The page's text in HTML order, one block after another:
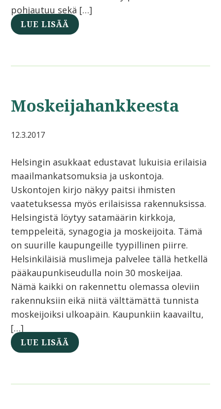
pohjautuu sekä […]
LUE LISÄÄ
Moskeijahankkeesta
12.3.2017
Helsingin asukkaat edustavat lukuisia erilaisia
maailmankatsomuksia ja uskontoja.
Uskontojen kirjo näkyy paitsi ihmisten
vaatetuksessa myös erilaisissa rakennuksissa.
Helsingistä löytyy satamäärin kirkkoja,
temppeleitä, synagogia ja moskeijoita. Tämä
on suurille kaupungeille tyypillinen piirre.
Helsinkiläisiä muslimeja palvelee tällä hetkellä
pääkaupunkiseudulla noin 30 moskeijaa.
Nämä kaikki on rakennettu olemassa oleviin
rakennuksiin eikä niitä välttämättä tunnista
moskeijoiksi ulkoapäin. Kaupunkiin kaavailtu,
[…]
LUE LISÄÄ